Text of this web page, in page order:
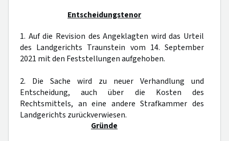
Entscheidungstenor
1. Auf die Revision des Angeklagten wird das Urteil
des Landgerichts Traunstein vom 14. September
2021 mit den Feststellungen aufgehoben.
2. Die Sache wird zu neuer Verhandlung und
Entscheidung, auch über die Kosten des
Rechtsmittels, an eine andere Strafkammer des
Landgerichts zurückverwiesen.
Gründe